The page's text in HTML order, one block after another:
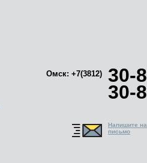
Омск: +7(3812) 30-
30-
Напишите
письмо